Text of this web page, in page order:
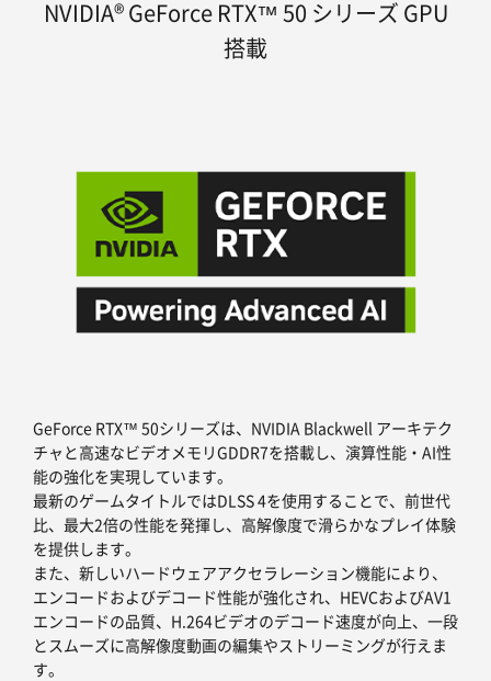
NVIDIA® GeForce RTX™ 50 シリーズ GPU
搭載
GeForce RTX™ 50シリーズは、NVIDIA Blackwell アーキテク
チャと高速なビデオメモリGDDR7を搭載し、演算性能・AI性
能の強化を実現しています。
最新のゲームタイトルではDLSS 4を使用することで、前世代
比、最大2倍の性能を発揮し、高解像度で滑らかなプレイ体験
を提供します。
また、新しいハードウェアアクセラレーション機能により、
エンコードおよびデコード性能が強化され、HEVCおよびAV1
エンコードの品質、H.264ビデオのデコード速度が向上、一段
とスムーズに高解像度動画の編集やストリーミングが行えま
す。